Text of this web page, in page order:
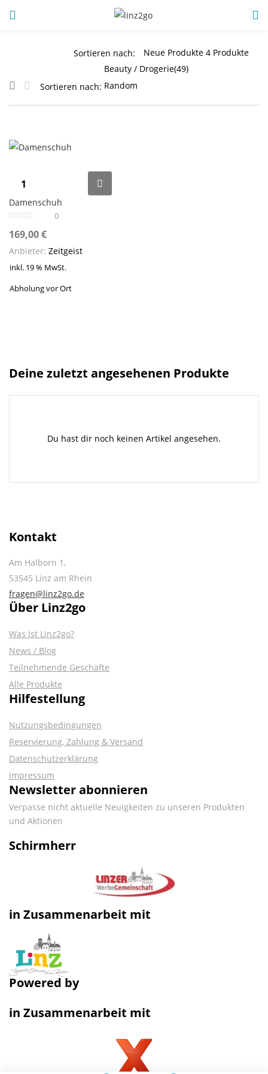
ANMELDUNG
sich anzumelden.
Angemeldet bleiben
Sortieren nach:
Sortieren nach:
Damenschuh
0
169,00€
Anbieter: Zeitgeist
inkl. 19 % MwSt.
Abholung vor Ort
Deine zuletzt angesehenen Produkte
Du hast dir noch keinen Artikel angesehen.
Kontakt
Am Halborn 1,
53545 Linz am Rhein
fragen@linz2go.de
Über Linz2go
Was Ist Linz2go?
News / Blog
Teilnehmende Geschäfte
Alle Produkte
Hilfestellung
Nutzungsbedingungen
Reservierung, Zahlung & Versand
Datenschutzerklärung
Impressum
Newsletter abonnieren
Verpasse nicht aktuelle Neuigkeiten zu unseren Produkten
und Aktionen
Schirmherr
in Zusammenarbeit mit
Powered by
in Zusammenarbeit mit